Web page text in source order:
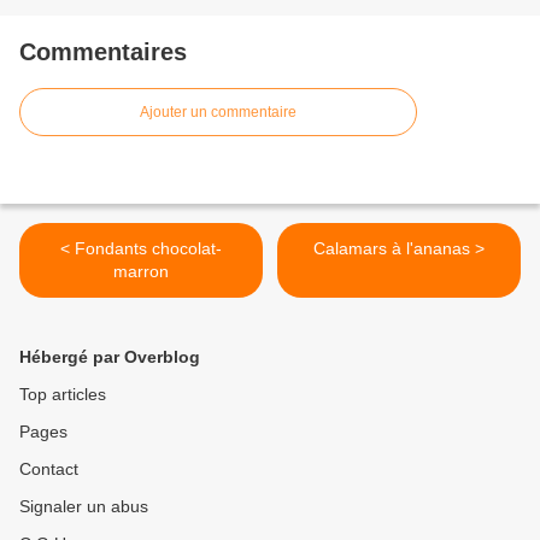
Commentaires
Ajouter un commentaire
< Fondants chocolat-
marron
Calamars à l'ananas >
Hébergé par Overblog
Top articles
Pages
Contact
Signaler un abus